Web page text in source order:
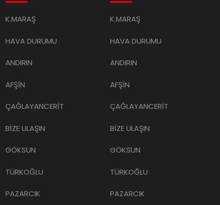
K.MARAŞ
HAVA DURUMU
ANDIRIN
AFŞİN
ÇAĞLAYANCERİT
BİZE ULAŞIN
GÖKSUN
TÜRKOĞLU
PAZARCIK
K.MARAŞ
HAVA DURUMU
ANDIRIN
AFŞİN
ÇAĞLAYANCERİT
BİZE ULAŞIN
GÖKSUN
TÜRKOĞLU
PAZARCIK